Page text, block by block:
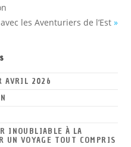
les Aventuriers de l’Est»
AVRIL 2026
INOUBLIABLE À LA
UN VOYAGE TOUT COMPRIS